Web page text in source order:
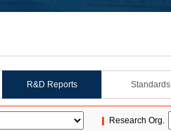
R&D Reports Standards
Research Org.